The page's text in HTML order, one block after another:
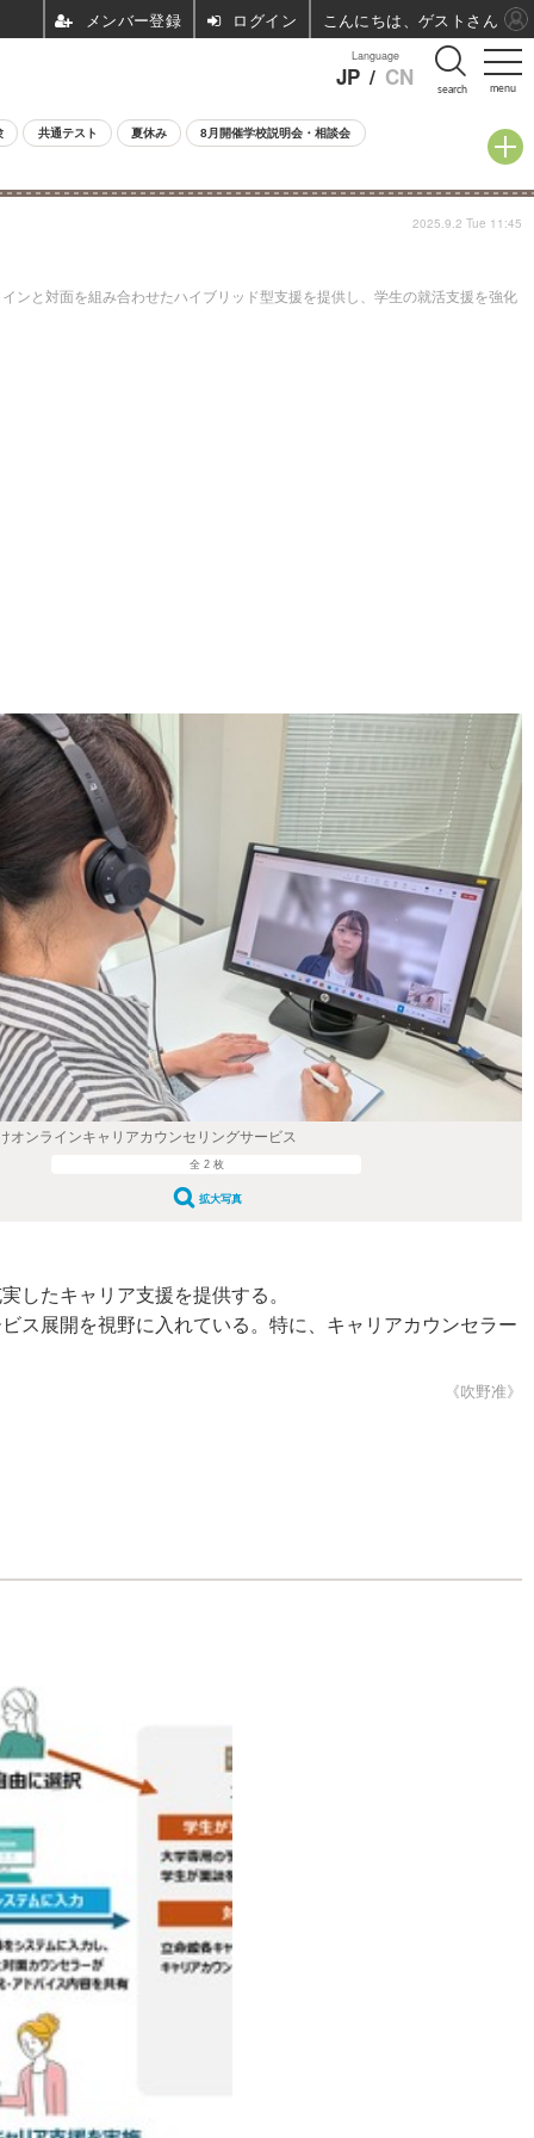
menu
Language
JP / CN search
共通テスト 夏休み 8月開催学校説明会・相談会
と対面を組み合わせたハイブリッド型支援を提供し、学生の就活支援を強化
2025.9.2 Tue 11:45
オンラインキャリアカウンセリングサービス
全 2 枚
拡大写真
たキャリア支援を提供する。
展開を視野に入れている。特に、キャリアカウンセラー
《吹野准》
ログイン こんにちは、ゲストさん